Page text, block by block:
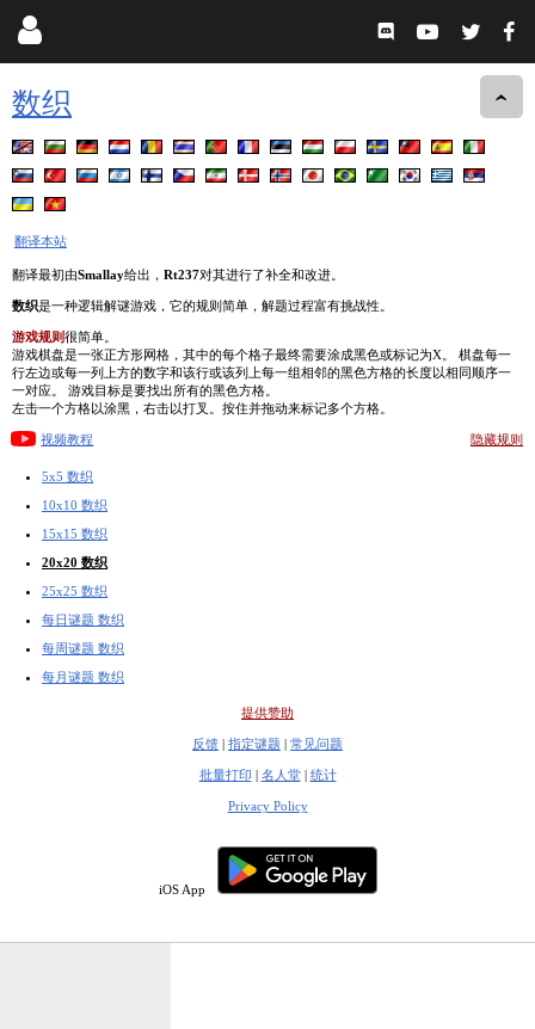
数织
翻译本站
翻译最初由Smallay给出， Rt237对其进行了补全和改进。
数织是一种逻辑解谜游戏，它的规则简单，解题过程富有挑战性。
游戏规则很简单。
游戏棋盘是一张正方形网格，其中的每个格子最终需要涂成黑色或标记为X。 棋盘每一
行左边或每一列上方的数字和该行或该列上每一组相邻的黑色方格的长度以相同顺序一
一对应。 游戏目标是要找出所有的黑色方格。
左击一个方格以涂黑，右击以打叉。按住并拖动来标记多个方格。
视频教程 隐藏规则
5x5 数织
10x10 数织
15x15 数织
20x20 数织
25x25 数织
每日谜题 数织
每周谜题 数织
每月谜题 数织
提供赞助
反馈 | 指定谜题 | 常见问题
批量打印 | 名人堂| 统计
Privacy Policy
iOS App